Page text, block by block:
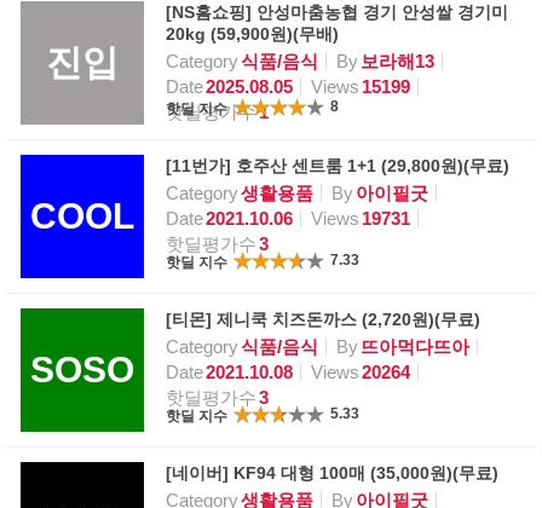
진입
[NS홈쇼핑] 안성마춤농협 경기 안성쌀 경기미
20kg (59,900원)(무배)
Category식품/음식 By 보라해13
Date2025.08.05 Views 15199
핫딜평가수1
핫딜 지수 8
COOL
[11번가] 호주산 센트룸 1+1 (29,800원)(무료)
Category생활용품 By아이필굿
Date2021.10.06 Views 19731
핫딜평가수3
핫딜 지수 7.33
SOSO
[티몬] 제니쿡 치즈돈까스 (2,720원)(무료)
Category식품/음식 By뜨아먹다뜨아
Date2021.10.08 Views20264
핫딜평가수3
핫딜 지수 5.33
[네이버] KF94 대형 100매 (35,000원)(무료)
Category생활용품 By아이필굿